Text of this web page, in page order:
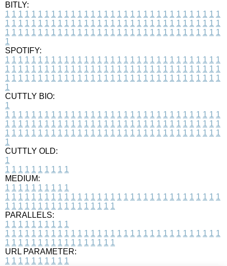
BITLY:
1 1 1 1 1 1 1 1 1 1 1 1 1 1 1 1 1 1 1 1 1 1 1 1 1 1 1 1 1 1 1 1 1
1 1 1 1 1 1 1 1 1 1 1 1 1 1 1 1 1 1 1 1 1 1 1 1 1 1 1 1 1 1 1 1 1
1 1 1 1 1 1 1 1 1 1 1 1 1 1 1 1 1 1 1 1 1 1 1 1 1 1 1 1 1 1 1 1 1
1
SPOTIFY:
1 1 1 1 1 1 1 1 1 1 1 1 1 1 1 1 1 1 1 1 1 1 1 1 1 1 1 1 1 1 1 1 1
1 1 1 1 1 1 1 1 1 1 1 1 1 1 1 1 1 1 1 1 1 1 1 1 1 1 1 1 1 1 1 1 1
1 1 1 1 1 1 1 1 1 1 1 1 1 1 1 1 1 1 1 1 1 1 1 1 1 1 1 1 1 1 1 1 1
1
CUTTLY BIO:
1
1 1 1 1 1 1 1 1 1 1 1 1 1 1 1 1 1 1 1 1 1 1 1 1 1 1 1 1 1 1 1 1 1
1 1 1 1 1 1 1 1 1 1 1 1 1 1 1 1 1 1 1 1 1 1 1 1 1 1 1 1 1 1 1 1 1
1 1 1 1 1 1 1 1 1 1 1 1 1 1 1 1 1 1 1 1 1 1 1 1 1 1 1 1 1 1 1 1 1
1
CUTTLY OLD:
1
1 1 1 1 1 1 1 1 1 1
MEDIUM:
1 1 1 1 1 1 1 1 1 1
1 1 1 1 1 1 1 1 1 1 1 1 1 1 1 1 1 1 1 1 1 1 1 1 1 1 1 1 1 1 1 1 1
1 1 1 1 1 1 1 1 1 1 1 1 1 1 1 1 1
PARALLELS:
1 1 1 1 1 1 1 1 1 1
1 1 1 1 1 1 1 1 1 1 1 1 1 1 1 1 1 1 1 1 1 1 1 1 1 1 1 1 1 1 1 1 1
1 1 1 1 1 1 1 1 1 1 1 1 1 1 1 1 1
URL PARAMETER:
1 1 1 1 1 1 1 1 1 1